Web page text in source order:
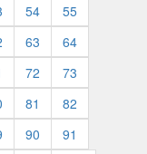
54
55
63
64
72
73
81
82
90
91